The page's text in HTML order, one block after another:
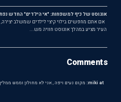
אוגוסט של כיף למשפחות: "אי הילדים" החדש
אם אתם מחפשים בילוי קיצי לילדים שמשלב יצירה,
העיר מציע במהלך אוגוסט חוויה מש...
Comments
miki at: מקום נעים ויפה , אני לא מחולון וממש